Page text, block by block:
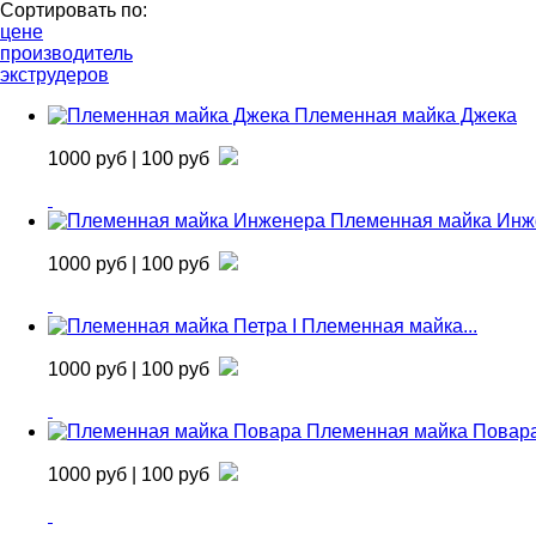
Сортировать по:
цене
производитель
экструдеров
Племенная майка Джека
1000 руб | 100 руб
Племенная майка
1000 руб | 100 руб
Племенная майка...
1000 руб | 100 руб
Племенная майка
1000 руб | 100 руб